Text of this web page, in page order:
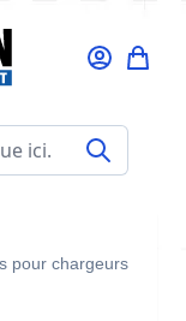
ici...
pour chargeurs